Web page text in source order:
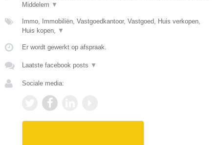
Middelem ▼
Immo, Immobiliën, Vastgoedkantoor, Vastgoed, Huis verkopen,
Huis kopen,
▼
Er wordt gewerkt op afspraak.
Laatste facebook posts ▼
Sociale media: